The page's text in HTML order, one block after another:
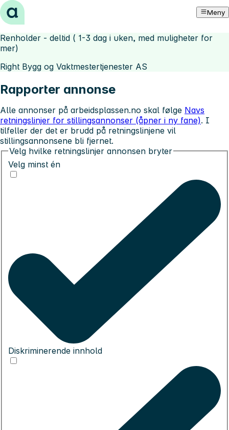
Hopp til innhold Meny
Renholder - deltid ( 1-3 dag i uken, med muligheter for
mer)
Right Bygg og Vaktmestertjenester AS
Rapporter annonse
Alle annonser på arbeidsplassen.no skal følge Navs
retningslinjer for stillingsannonser (åpner i ny fane). I
tilfeller der det er brudd på retningslinjene vil
stillingsannonsene bli fjernet.
Velg hvilke retningslinjer annonsen bryter
Velg minst én
Diskriminerende innhold